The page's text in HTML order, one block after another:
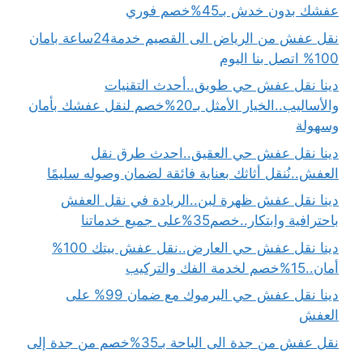
عفشك بدون خدش بـ45%خصم فوري
نقل عفش من الرياض الى القصيم خدمة24ساعة بامان
100% اتصل بنا اليوم
دينا نقل عفش حي طويق..أحدث التقنيات
والأساليب..الخيار الأمثل بـ20%خصم لنقل عفشك بأمان
وسهولة
دينا نقل عفش حي العقيق..احدث طرق نقل
العفش..نُنقل أثاثك بعناية فائقة لضمان وصوله سليمًا
دينا نقل عفش ظهرة لبن..الريادة في نقل العفش
باحترافية وابتكار..خصم35%على جميع خدماتنا
دينا نقل عفش حي العارض..نقل عفش بيتك 100%
أمان..15%خصم لخدمة الفك والتركيب
دينا نقل عفش حي اليرموك مع ضمان 99% على
العفش
نقل عفش من جدة الى الباحة بـ35%خصم من جدة إلى